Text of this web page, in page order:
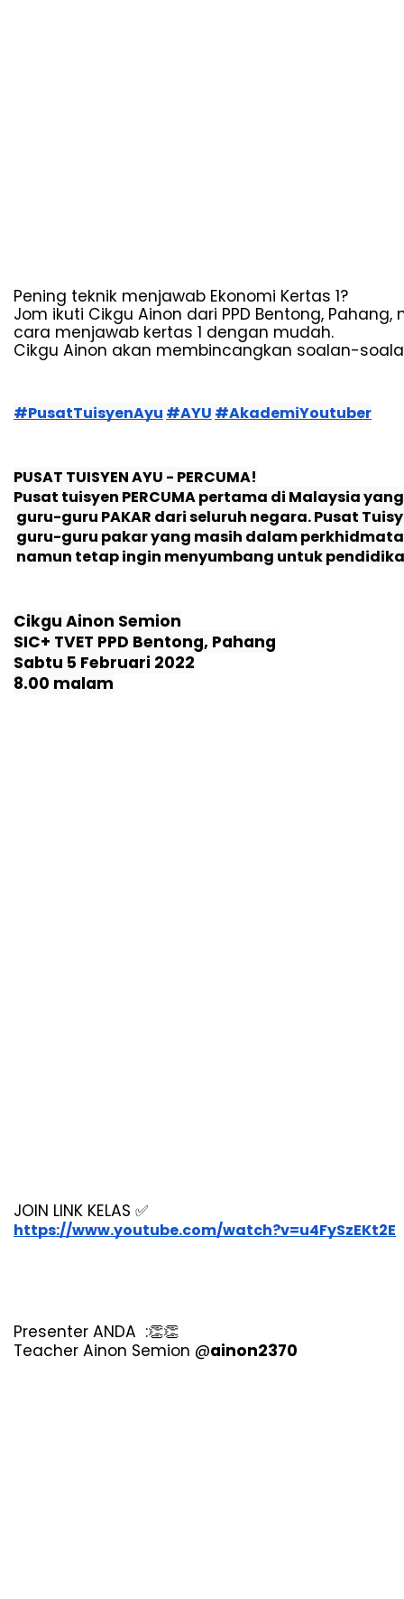
Pening teknik menjawab Ekonomi Kertas 1?
Jom ikuti Cikgu Ainon dari PPD Bentong, Pahang,
cara menjawab kertas 1 dengan mudah.
Cikgu Ainon akan membincangkan soalan-
#PusatTuisyenAyu #AYU #AkademiYoutuber
PUSAT TUISYEN AYU - PERCUMA!
Pusat tuisyen PERCUMA pertama di Malaysia
guru-guru PAKAR dari seluruh negara. Pusat
guru-guru pakar yang masih dalam
namun tetap ingin menyumbang untuk
Cikgu Ainon Semion
SIC+ TVET PPD Bentong, Pahang
Sabtu 5 Februari 2022
8.00 malam
JOIN LINK KELAS ✅
https://www.youtube.com/watch?v=u4FySzEKt2E
Presenter ANDA  :👏👏
Teacher Ainon Semion @ainon2370